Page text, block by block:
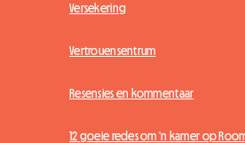
Versekering
Vertrouensentrum
Resensies en kommentaar
12 goeie redes om 'n kamer op